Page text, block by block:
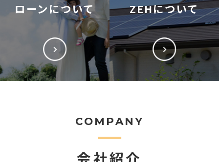
ローンについて ZEHについて
COMPANY
会社紹介